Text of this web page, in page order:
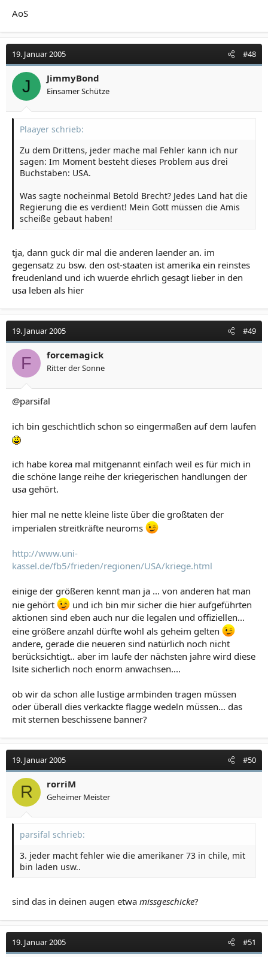
AoS
19. Januar 2005 #48
J JimmyBond
Einsamer Schütze
Plaayer schrieb:
Zu dem Drittens, jeder mache mal Fehler kann ich nur
sagen: Im Moment besteht dieses Problem aus drei
Buchstaben: USA.
Was sagte nocheinmal Betold Brecht? Jedes Land hat die
Regierung die es verdient! Mein Gott müssen die Amis
scheiße gebaut haben!
tja, dann guck dir mal die anderen laender an. im
gegensatz zu bsw. den ost-staaten ist amerika ein reinstes
freudenland und ich wuerde ehrlich gesagt lieber in den
usa leben als hier
19. Januar 2005 #49
F forcemagick
Ritter der Sonne
@parsifal
ich bin geschichtlich schon so eingermaßen auf dem laufen
ich habe korea mal mitgenannt einfach weil es für mich in
die schöne lange reihe der kriegerischen handlungen der
usa gehört.
hier mal ne nette kleine liste über die großtaten der
imperialen streitkräfte neuroms
http://www.uni-
kassel.de/fb5/frieden/regionen/USA/kriege.html
einige der größeren kennt man ja ... von anderen hat man
nie gehört
und ich bin mir sicher die hier aufgeführten
aktionen sind eben auch nur die legalen und offiziellen...
eine größere anzahl dürfte wohl als geheim gelten
andere, gerade die neueren sind natürlich noch nicht
berücksichtigt.. aber im laufe der nächsten jahre wird diese
lsite sicherlich noch enorm anwachsen....
ob wir da schon alle lustige armbinden tragen müssen
oder überall dies verkackte flagge wedeln müssen... das
mit sternen beschissene banner?
19. Januar 2005 #50
R rorriM
Geheimer Meister
parsifal schrieb:
3. jeder macht fehler wie die amerikaner 73 in chile, mit
bin laden usw..
sind das in deinen augen etwa missgeschicke?
19. Januar 2005 #51